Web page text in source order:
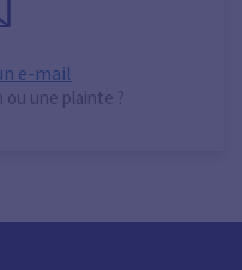
e-mail
une plainte ?